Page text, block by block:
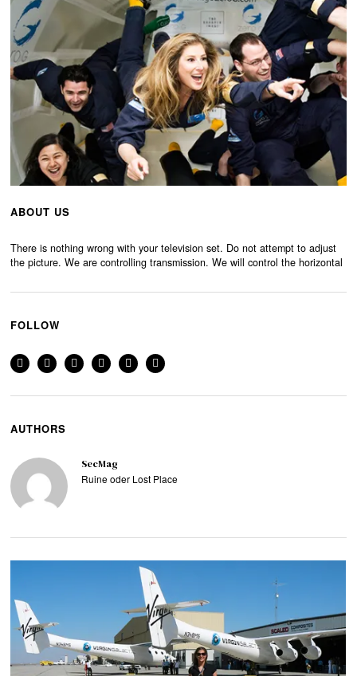
ABOUT US
There is nothing wrong with your television set. Do not attempt to adjust
the picture. We are controlling transmission. We will control the horizontal
FOLLOW
AUTHORS
SecMag
Ruine oder Lost Place